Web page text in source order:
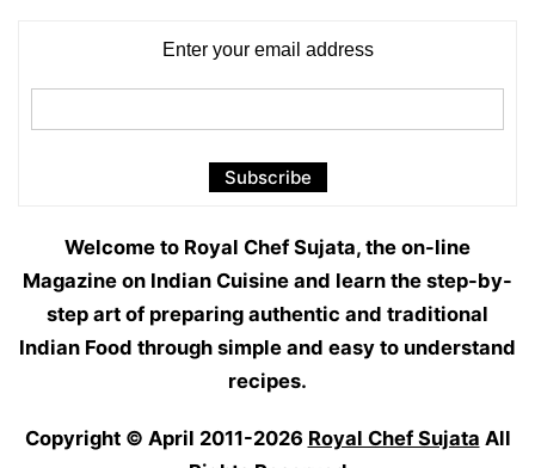
Enter your email address
Welcome to Royal Chef Sujata, the on-line
Magazine on Indian Cuisine and learn the step-by-
step art of preparing authentic and traditional
Indian Food through simple and easy to understand
recipes.
Copyright © April 2011-2026 Royal Chef Sujata All